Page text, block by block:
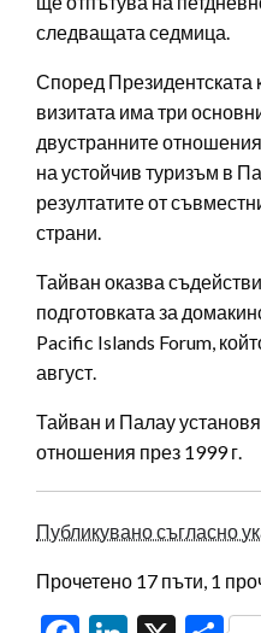
следващата седмица.
Според Президентската
визитата има три
двустранните
на устойчив туризъм в
резултатите от
страни.
Тайван оказва
подготовката за
Pacific Islands Forum,
август.
Тайван и Палау
отношения през 1999 г.
Публикувано съгласно
Прочетено 17 пъти, 1